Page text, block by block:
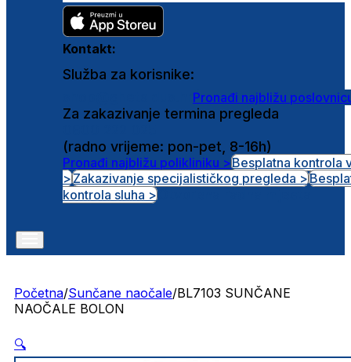
Kontakt:
Služba za korisnike:
Pronađi najbližu
Za zakazivanje termina pregleda
(radno vrijeme: pon-pet, 8-16h)
Pronađi najbližu polikliniku >Besplatna kontrola
>Zakazivanje specijalističkog pregleda >
kontrola sluha >
Početna/Sunčane naočale/BL7103 SUNČANE
NAOČALE BOLON
🔍